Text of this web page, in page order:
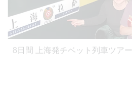
8日間 上海発チベット列車ツアー